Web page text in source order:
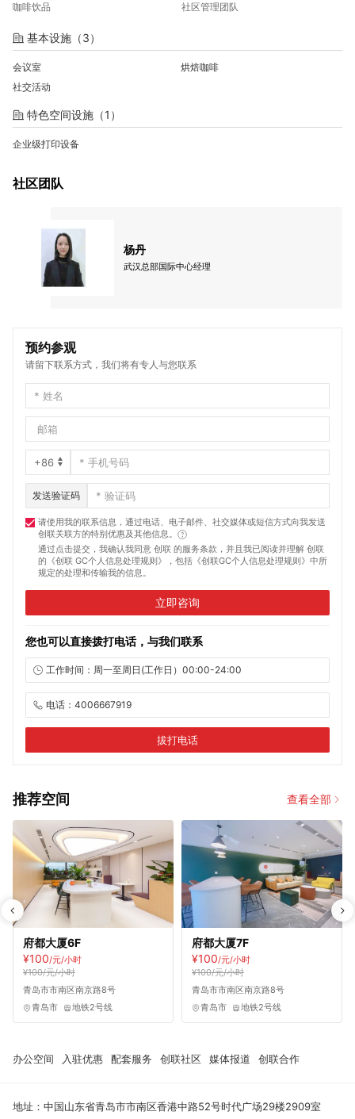
咖啡饮品 社区管理团队
基本设施（3）
会议室
烘焙咖啡
社交活动
特色空间设施（1）
企业级打印设备
社区团队
杨丹
武汉总部国际中心经理
预约参观
请留下联系方式，我们将有专人与您联系
发送验证码
请使用我的联系信息，通过电话、电子邮件、社交媒体或短信方式向我发送
创联关联方的特别优惠及其他信息。
通过点击提交，我确认我同意 创联 的服务条款，并且我已阅读并理解 创联
的 《创联 GC个人信息处理规则》 ，包括 《创联GC个人信息处理规则》 中所
规定的处理和传输我的信息。
立即咨询
您也可以直接拨打电话，与我们联系
工作时间：周一至周日(工作日）00:00-24:00
电话：4006667919
拔打电话
推荐空间 查看全部
府都大厦6F
¥100/元/小时
¥100/元/小时
青岛市市南区南京路8号
青岛市
地铁2号线
府都大厦7F
¥100/元/小时
¥100/元/小时
青岛市市南区南京路8号
青岛市
地铁2号线
办公空间 入驻优惠 配套服务 创联社区 媒体报道 创联合作
地址：中国山东省青岛市市南区香港中路52号时代广场29楼2909室